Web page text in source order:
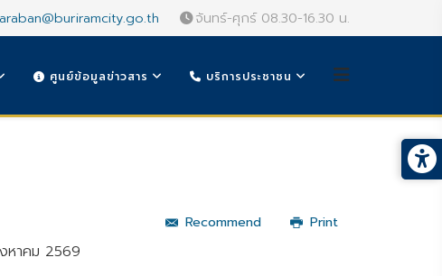
จันทร์-ศุกร์ 08.30-16.30 น.
ศูนย์ข้อมูลข่าวสาร บริการประชาชน
Recommend Print
หาคม 2569